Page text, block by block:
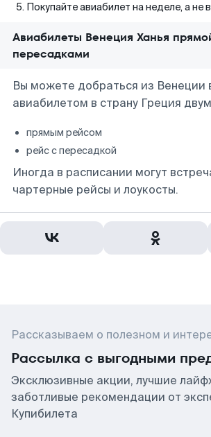
Покупайте авиабилет на неделе, а не
Авиабилеты Венеция Ханья
пересадками
Вы можете добраться из Венеции
авиабилетом в страну Греция
прямым рейсом
рейс с пересадкой
Иногда в расписании могут
чартерные рейсы и лоукосты.
Рассказываем о полезном и
Рассылка с выгодными
Эксклюзивные акции, лучшие
заботливые рекомендации от
Купибилета